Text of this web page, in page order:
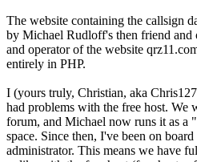
The website containing the callsign
by Michael Rudloff's then friend and
and operator of the website
entirely in PHP.
I (yours truly, Christian, aka
had problems with the free host. We
forum, and Michael now runs it as a
space. Since then, I've been on
administrator. This means we have